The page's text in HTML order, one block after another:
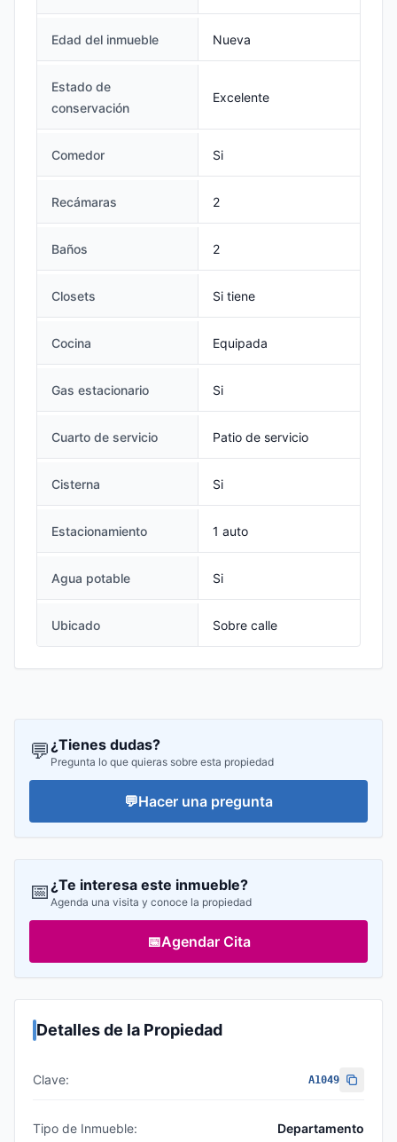
Edad del inmueble Nueva
Estado de
conservación
Excelente
Comedor Si
Recámaras 2
Baños 2
Closets Si tiene
Cocina Equipada
Gas estacionario Si
Cuarto de servicio Patio de servicio
Cisterna Si
Estacionamiento 1 auto
Agua potable Si
Ubicado Sobre calle
💬¿Tienes dudas?
Pregunta lo que quieras sobre esta propiedad
💬Hacer una pregunta
📅¿Te interesa este inmueble?
Agenda una visita y conoce la propiedad
📅Agendar Cita
Detalles de la Propiedad
Clave: A1049
Tipo de Inmueble: Departamento